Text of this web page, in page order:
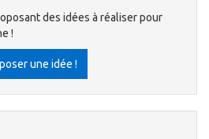
des idées à réaliser pour
!
une idée !